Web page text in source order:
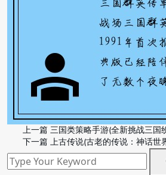
上一篇 三国类策略手游(全新挑战三国
下一篇 上古传说(古老的传说：神话世